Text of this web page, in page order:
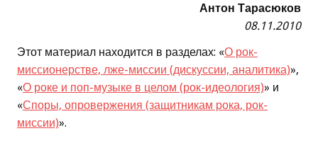
Антон Тарасюков
08.11.2010
Этот материал находится в разделах: «О рок-
миссионерстве, лже-миссии (дискуссии, аналитика)»,
«О роке и поп-музыке в целом (рок-идеология)» и
«Споры, опровержения (защитникам рока, рок-
миссии)».